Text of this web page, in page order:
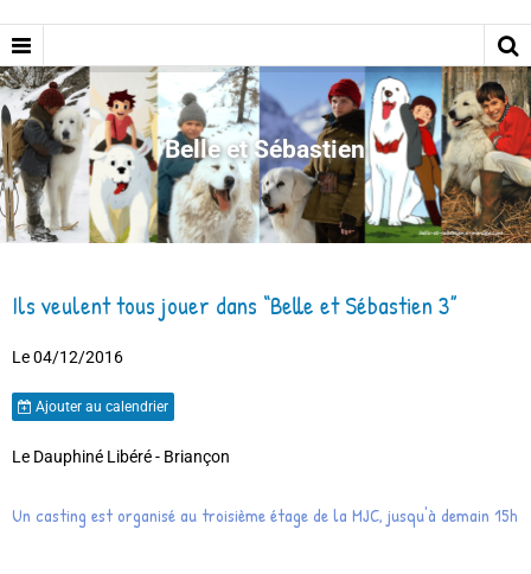
Belle et Sébastien
Ils veulent tous jouer dans “Belle et Sébastien 3”
Le 04/12/2016
Ajouter au calendrier
Le Dauphiné Libéré - Briançon
Un casting est organisé au troisième étage de la MJC, jusqu'à demain 15h